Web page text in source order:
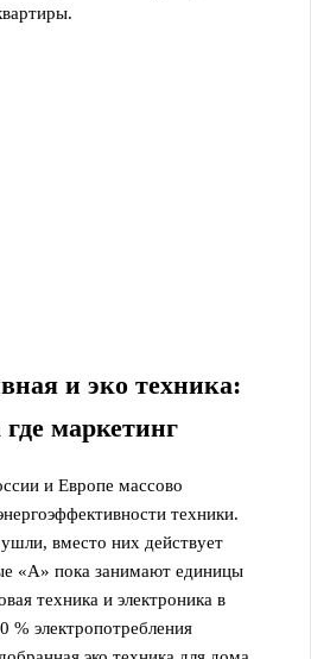
и эко техника:
маркетинг
и Европе массово
техники.
вместо них действует
«А» пока занимают единицы
техника и электроника в
электропотребления